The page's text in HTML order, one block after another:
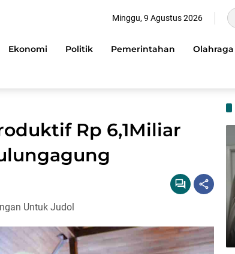
Minggu, 9 Agustus 2026
Ekonomi Politik Pemerintahan Olahraga
Rp 6,1Miliar
Untuk Judol